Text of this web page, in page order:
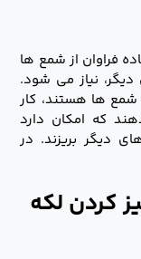
فراوان از شمع ها
نیاز می شود.
ها هستند، کار
که امکان دارد
دیگر بریزند. در
کردن لکه